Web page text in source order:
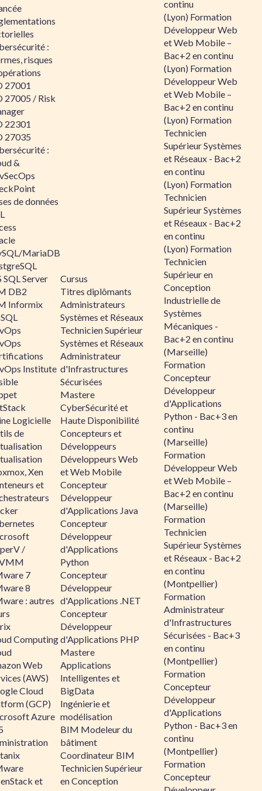
:
risques
27001
27005 / Risk
22301
27035
:
&
de données
MariaDB
SQL Server
DB2
Informix
Institute
Logicielle
de
Xen
et
/
7
8
: autres
Computing
Web
(AWS)
Cloud
(GCP)
Azure
et
Cursus
Titres diplômants
Administrateurs
Systèmes et Réseaux
Technicien Supérieur
Systèmes et Réseaux
Administrateur
d'Infrastructures
Sécurisées
Mastere
CyberSécurité et
Haute Disponibilité
Concepteurs et
Développeurs
Développeurs Web
et Web Mobile
Concepteur
Développeur
d'Applications Java
Concepteur
Développeur
d'Applications
Python
Concepteur
Développeur
d'Applications .NET
Concepteur
Développeur
d'Applications PHP
Mastere
Applications
Intelligentes et
BigData
Ingénierie et
modélisation
BIM Modeleur du
bâtiment
Coordinateur BIM
Technicien Supérieur
en Conception
continu
(Lyon) Formation
Développeur Web
et Web Mobile –
Bac+2 en continu
(Lyon) Formation
Développeur Web
et Web Mobile –
Bac+2 en continu
(Lyon) Formation
Technicien
Supérieur Systèmes
et Réseaux - Bac+2
en continu
(Lyon) Formation
Technicien
Supérieur Systèmes
et Réseaux - Bac+2
en continu
(Lyon) Formation
Technicien
Supérieur en
Conception
Industrielle de
Systèmes
Mécaniques -
Bac+2 en continu
(Marseille)
Formation
Concepteur
Développeur
d'Applications
Python - Bac+3 en
continu
(Marseille)
Formation
Développeur Web
et Web Mobile –
Bac+2 en continu
(Marseille)
Formation
Technicien
Supérieur Systèmes
et Réseaux - Bac+2
en continu
(Montpellier)
Formation
Administrateur
d'Infrastructures
Sécurisées - Bac+3
en continu
(Montpellier)
Formation
Concepteur
Développeur
d'Applications
Python - Bac+3 en
continu
(Montpellier)
Formation
Concepteur